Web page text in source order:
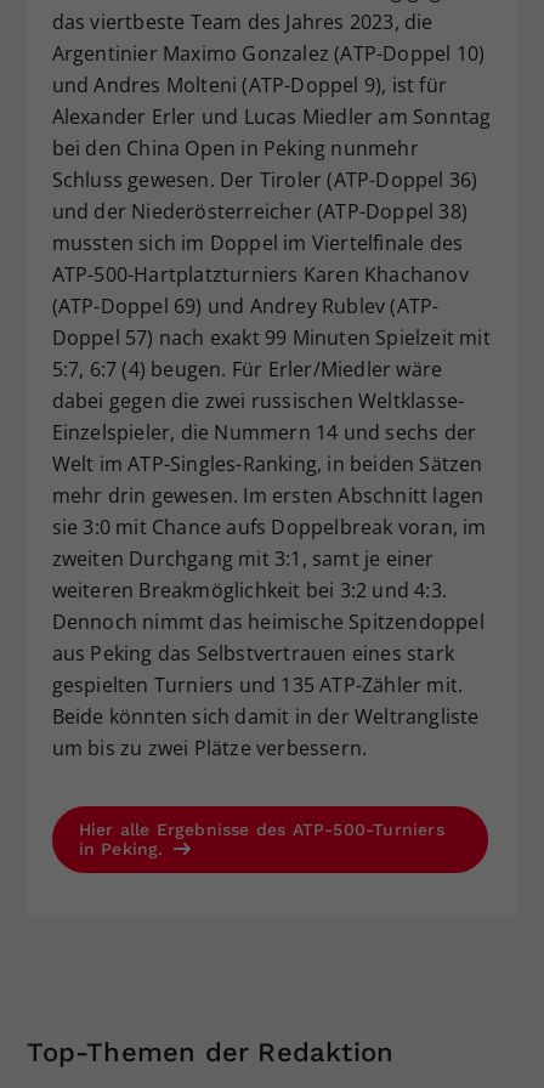
das viertbeste Team des Jahres 2023, die
Argentinier Maximo Gonzalez (ATP-Doppel 10)
und Andres Molteni (ATP-Doppel 9), ist für
Alexander Erler und Lucas Miedler am Sonntag
bei den China Open in Peking nunmehr
Schluss gewesen. Der Tiroler (ATP-Doppel 36)
und der Niederösterreicher (ATP-Doppel 38)
mussten sich im Doppel im Viertelfinale des
ATP-500-Hartplatzturniers Karen Khachanov
(ATP-Doppel 69) und Andrey Rublev (ATP-
Doppel 57) nach exakt 99 Minuten Spielzeit mit
5:7, 6:7 (4) beugen. Für Erler/Miedler wäre
dabei gegen die zwei russischen Weltklasse-
Einzelspieler, die Nummern 14 und sechs der
Welt im ATP-Singles-Ranking, in beiden Sätzen
mehr drin gewesen. Im ersten Abschnitt lagen
sie 3:0 mit Chance aufs Doppelbreak voran, im
zweiten Durchgang mit 3:1, samt je einer
weiteren Breakmöglichkeit bei 3:2 und 4:3.
Dennoch nimmt das heimische Spitzendoppel
aus Peking das Selbstvertrauen eines stark
gespielten Turniers und 135 ATP-Zähler mit.
Beide könnten sich damit in der Weltrangliste
um bis zu zwei Plätze verbessern.
Hier alle Ergebnisse des ATP-500-Turniers
in Peking.
Top-Themen der Redaktion
Zweck
Dieser Wert speichert Ihre Consent-
Einstellungen. Unter anderem eine
zufällig generierte ID, für die
historische Speicherung Ihrer
vorgenommen Einstellungen, falls der
Webseiten-Betreiber dies eingestellt
hat.